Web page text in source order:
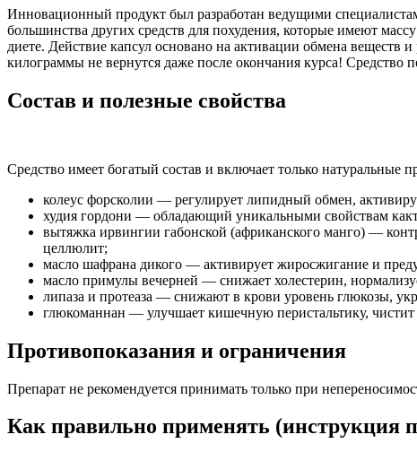
Инновационный продукт был разработан ведущими
большинства других средств для похудения, которые имеют
диете. Действие капсул основано на активации обмена
килограммы не вернутся даже после окончания курса!
Состав и полезные свойства
Средство имеет богатый состав и включает только натуральные
колеус форсколии — регулирует липидный обмен,
худия гордони — обладающий уникальными свойствам
вытяжка ирвингии габонской (африканского манго) —
целлюлит;
масло шафрана дикого — активирует жиросжигание и
масло примулы вечерней — снижает холестерин,
липаза и протеаза — снижают в крови уровень глюкозы,
глюкоманнан — улучшает кишечную перистальтику,
Противопоказания и ограничения
Препарат не рекомендуется принимать только при
Как правильно применять (инструкция